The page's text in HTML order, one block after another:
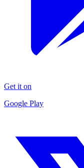
Get it on
Google Play